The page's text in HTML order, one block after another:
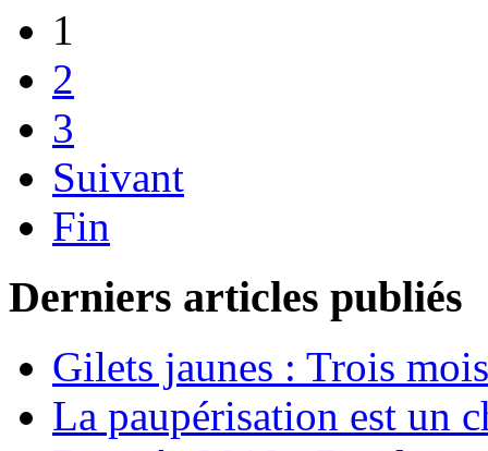
1
2
3
Suivant
Fin
Derniers articles publiés
Gilets jaunes : Trois
La paupérisation est un